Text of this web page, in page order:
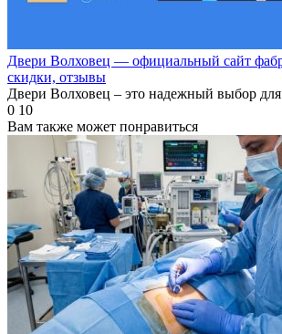
Двери Волховец — официальный сайт
скидки, отзывы
Двери Волховец – это надежный выбор для
0 10
Вам также может понравиться